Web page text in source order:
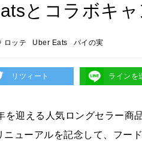
とコラボキ
ロッテ Uber Eats パイの実
リツィート ラインを
を迎える人気ロングセラー商
ニューアルを記念して、フー